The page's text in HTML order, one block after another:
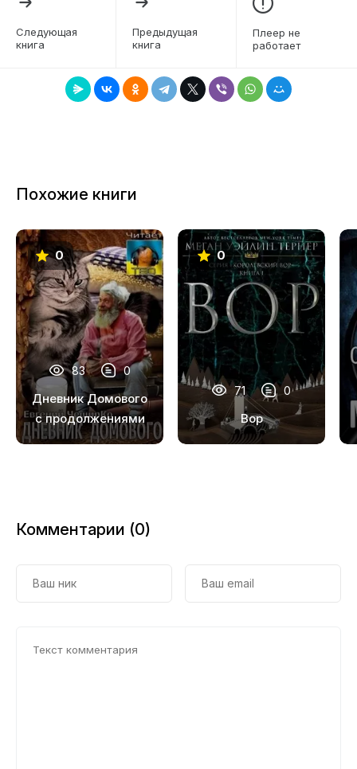
7
Следующая
книга
Предыдущая
книга
Плеер не
работает
Похожие книги
0
83 0
Дневник Домового
с продолжениями
0
71 0
Вор
Комментарии (0)